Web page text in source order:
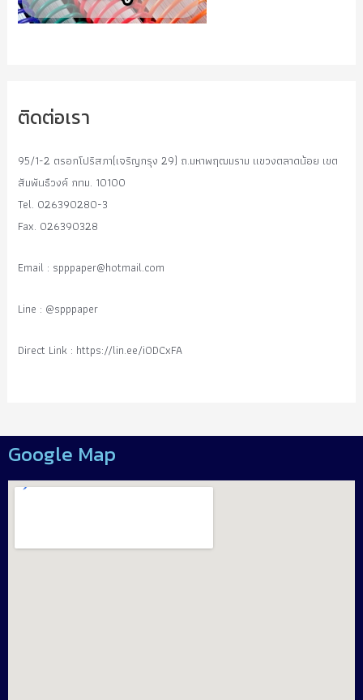
ติดต่อเรา
95/1-2 ตรอกโปริสภา(เจริญกรุง 29) ถ.มหาพฤฒมราม แขวงตลาดน้อย เขต
สัมพันธืวงค์ กทม. 10100
Tel. 026390280-3
Fax. 026390328
Email : spppaper@hotmail.com
Line : @spppaper
Direct Link : https://lin.ee/i0DCxFA
Google Map